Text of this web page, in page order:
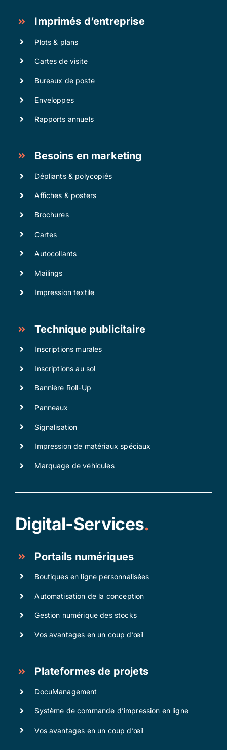
Imprimés d’entreprise
Plots & plans
Cartes de visite
Bureaux de poste
Enveloppes
Rapports annuels
Besoins en marketing
Dépliants & polycopiés
Affiches & posters
Brochures
Cartes
Autocollants
Mailings
Impression textile
Technique publicitaire
Inscriptions murales
Inscriptions au sol
Bannière Roll-Up
Panneaux
Signalisation
Impression de matériaux spéciaux
Marquage de véhicules
Digital-Services.
Portails numériques
Boutiques en ligne personnalisées
Automatisation de la conception
Gestion numérique des stocks
Vos avantages en un coup d’œil
Plateformes de projets
DocuManagement
Système de commande d’impression en ligne
Vos avantages en un coup d’œil